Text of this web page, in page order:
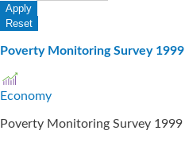
Poverty Monitoring Survey 1999
Economy
Poverty Monitoring Survey 1999